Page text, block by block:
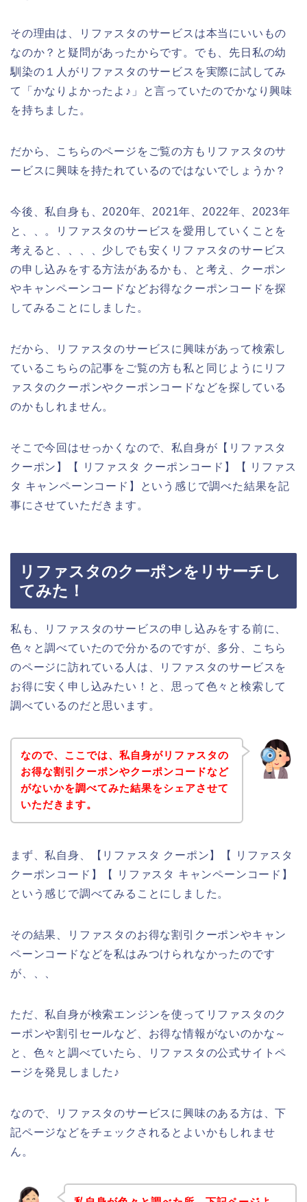
その理由は、リファスタのサービスは本当にいいもの
なのか？と疑問があったからです。でも、先日私の幼
馴染の１人がリファスタのサービスを実際に試してみ
て「かなりよかったよ♪」と言っていたのでかなり興味
を持ちました。
だから、こちらのページをご覧の方もリファスタのサ
ービスに興味を持たれているのではないでしょうか？
今後、私自身も、2020年、2021年、2022年、2023年
と、、。リファスタのサービスを愛用していくことを
考えると、、、、少しでも安くリファスタのサービス
の申し込みをする方法があるかも、と考え、クーポン
やキャンペーンコードなどお得なクーポンコードを探
してみることにしました。
だから、リファスタのサービスに興味があって検索し
ているこちらの記事をご覧の方も私と同じようにリフ
ァスタのクーポンやクーポンコードなどを探している
のかもしれません。
そこで今回はせっかくなので、私自身が【リファスタ
クーポン】【 リファスタ クーポンコード】【 リファス
タ キャンペーンコード】という感じで調べた結果を記
事にさせていただきます。
リファスタのクーポンをリサーチし
てみた！
私も、リファスタのサービスの申し込みをする前に、
色々と調べていたので分かるのですが、多分、こちら
のページに訪れている人は、リファスタのサービスを
お得に安く申し込みたい！と、思って色々と検索して
調べているのだと思います。
なので、ここでは、私自身がリファスタの
お得な割引クーポンやクーポンコードなど
がないかを調べてみた結果をシェアさせて
いただきます。
まず、私自身、【リファスタ クーポン】【 リファスタ
クーポンコード】【 リファスタ キャンペーンコード】
という感じで調べてみることにしました。
その結果、リファスタのお得な割引クーポンやキャン
ペーンコードなどを私はみつけられなかったのです
が、、、
ただ、私自身が検索エンジンを使ってリファスタのク
ーポンや割引セールなど、お得な情報がないのかな～
と、色々と調べていたら、リファスタの公式サイトペ
ージを発見しました♪
なので、リファスタのサービスに興味のある方は、下
記ページなどをチェックされるとよいかもしれませ
ん。